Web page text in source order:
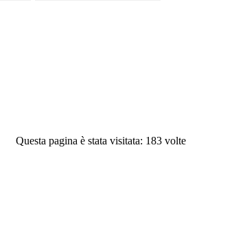
Questa pagina è stata visitata: 183 volte